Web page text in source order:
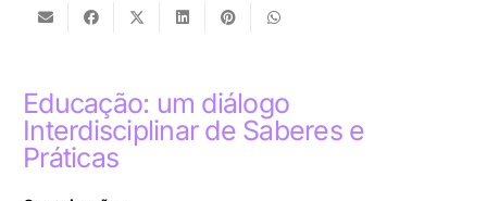
Educação: um diálogo
Interdisciplinar de Saberes e
Práticas